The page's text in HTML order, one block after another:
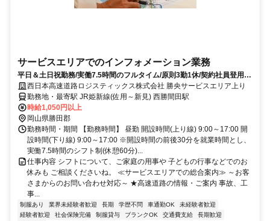
サービスエリアでのインフォメーション業務
平日＆土日祝勤務/実働7.5時間のフルタイム/原則3勤1休/契約社員登用制
度あり
西日本高速道路ロジスティックス株式会社 勝央サービスエリア上り
勤務地・最寄駅 JR姫新線(佐用～新見) 西勝間田駅
時給1,050円以上
岡山県勝田郡
勤務時間・期間 【勤務時間】 昼勤 開設時間(上り線) 9:00～17:00 開
設時間(下り線) 9:00～17:00 ※開設時間の前後30分を就業時間とし、
実働7.5時間のシフト制(休憩60分)...
仕事内容 シフトについて、ご家庭の用事や 子どもの行事などでのお
休みも ご相談くださいね。 ≪サービスエリアでの総合案内≫ ～お客
さまからのお問い合わせ対応～ ★高速道路の情報・ご案内 事故、工
事...
制服あり 業界未経験者歓迎 長期 学歴不問 車通勤OK
未経験者歓迎
経験者歓迎
社会保険完備 制服貸与 ブランクOK 交通費支給
長期歓迎